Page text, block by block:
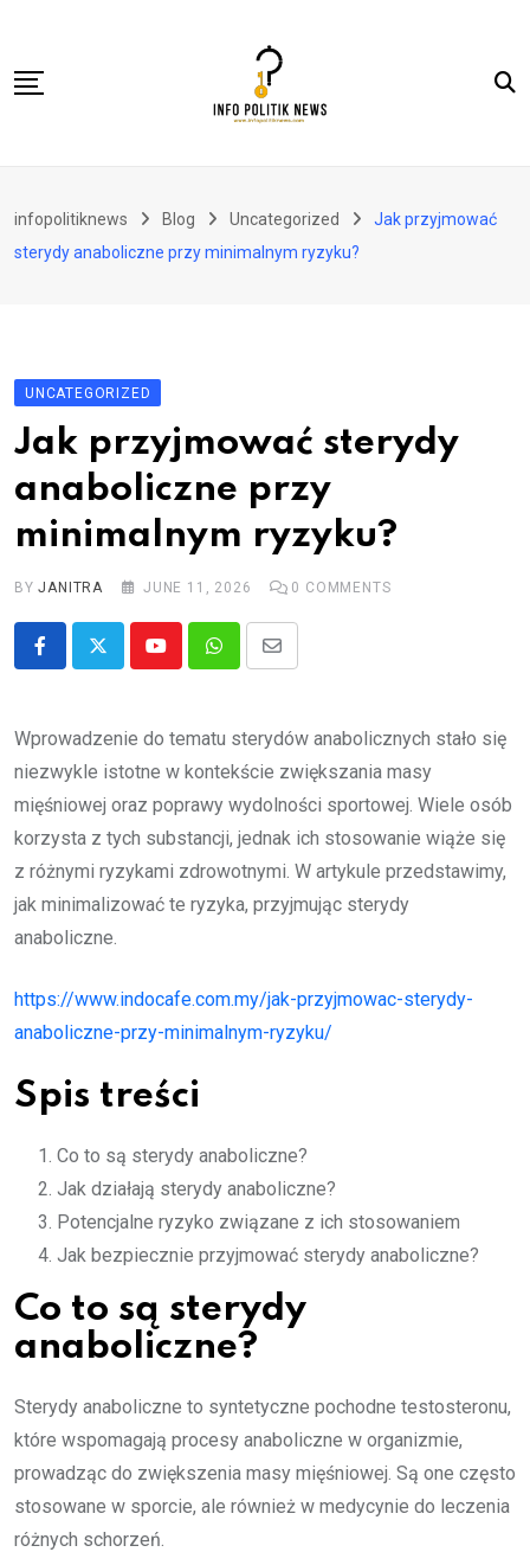
content
Politik & Hukum
Olahraga
Kolom
infopolitiknews Blog Uncategorized
Jak przyjmować
sterydy anaboliczne przy minimalnym ryzyku?
UNCATEGORIZED
Jak przyjmować sterydy
anaboliczne przy
minimalnym ryzyku?
BYJANITRA JUNE 11, 2026 0 COMMENTS
YoutubeWhatsappShare
Email
Wprowadzenie do tematu sterydów anabolicznych stało się
niezwykle istotne w kontekście zwiększania masy
mięśniowej oraz poprawy wydolności sportowej. Wiele osób
korzysta z tych substancji, jednak ich stosowanie wiąże się
z różnymi ryzykami zdrowotnymi. W artykule przedstawimy,
jak minimalizować te ryzyka, przyjmując sterydy
anaboliczne.
https://www.indocafe.com.my/jak-przyjmowac-sterydy-
anaboliczne-przy-minimalnym-ryzyku/
Spis treści
Co to są sterydy anaboliczne?
Jak działają sterydy anaboliczne?
Potencjalne ryzyko związane z ich stosowaniem
Jak bezpiecznie przyjmować sterydy anaboliczne?
Co to są sterydy
anaboliczne?
Sterydy anaboliczne to syntetyczne pochodne testosteronu,
które wspomagają procesy anaboliczne w organizmie,
prowadząc do zwiększenia masy mięśniowej. Są one często
stosowane w sporcie, ale również w medycynie do leczenia
różnych schorzeń.